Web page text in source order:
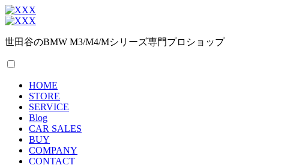
世田谷のBMW M3/M4/Mシリーズ専門プロショップ
HOME
STORE
SERVICE
Blog
CAR SALES
BUY
COMPANY
CONTACT